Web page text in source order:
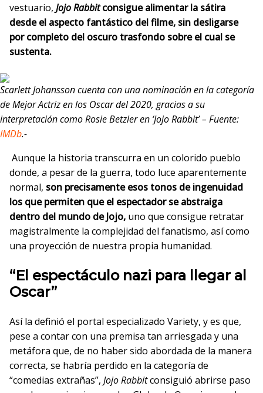
vestuario, Jojo Rabbitconsigue alimentar la sátira
desde el aspecto fantástico del filme, sin desligarse
por completo del oscuro trasfondo sobre el cual se
sustenta.
Scarlett Johansson cuenta con una nominación en la categoría
de Mejor Actriz en los Oscar del 2020, gracias a su
interpretación como Rosie Betzler en ‘Jojo Rabbit’ – Fuente:
IMDb.-
Aunque la historia transcurra en un colorido pueblo
donde, a pesar de la guerra, todo luce aparentemente
normal, son precisamente esos tonos de ingenuidad
los que permiten que el espectador se abstraiga
dentro del mundo de Jojo, uno que consigue retratar
magistralmente la complejidad del fanatismo, así como
una proyección de nuestra propia humanidad.
“El espectáculo nazi para llegar al
Oscar”
Así la definió el portal especializado Variety, y es que,
pese a contar con una premisa tan arriesgada y una
metáfora que, de no haber sido abordada de la manera
correcta, se habría perdido en la categoría de
“comedias extrañas”, Jojo Rabbitconsiguió abrirse paso